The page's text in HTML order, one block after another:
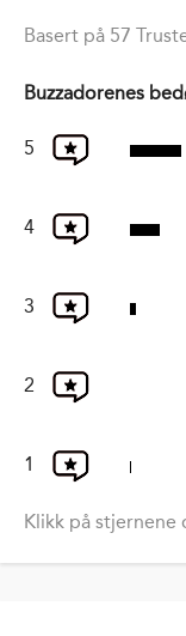
Basert på 57
Buzzadorenes
5
4
3
2
1
Klikk på